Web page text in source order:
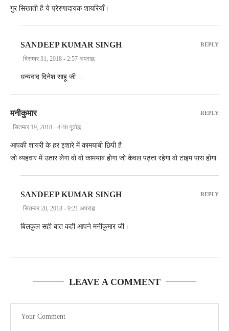
गुर सिखाती है ये प्रेरणादायक शायरियाँ।
SANDEEP KUMAR SINGH
दिसम्बर 31, 2018 - 2:57 अपराह्न
धन्यवाद दिनेश साहू जी…
REPLY
मनीकुमार
सितम्बर 19, 2018 - 4:46 पूर्वाह्न
आपकी शायरी के हर इशारे में कामयाबी छिपी है
जो व्यहवार में उतार लेगा वो वो कामयाब होगा जो केवल पढ़ता रहेगा वो टाइम पास होगा
REPLY
SANDEEP KUMAR SINGH
सितम्बर 20, 2018 - 9:21 अपराह्न
बिलकुल सही बात कही आपने मनीकुमार जी।
REPLY
LEAVE A COMMENT